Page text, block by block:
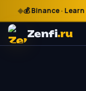
₽
$
€
Binance · Learn &
Zenfi.ru